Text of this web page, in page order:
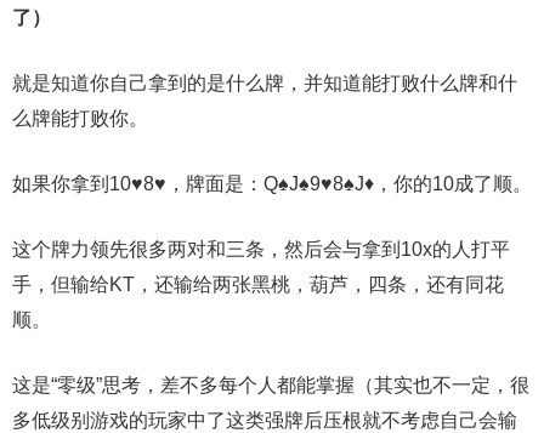
了）
就是知道你自己拿到的是什么牌，并知道能打败什么牌和什
么牌能打败你。
如果你拿到10♥8♥，牌面是：Q♠J♠9♥8♠J♦，你的10成了顺。
这个牌力领先很多两对和三条，然后会与拿到10x的人打平
手，但输给KT，还输给两张黑桃，葫芦，四条，还有同花
顺。
这是“零级”思考，差不多每个人都能掌握（其实也不一定，很
多低级别游戏的玩家中了这类强牌后压根就不考虑自己会输